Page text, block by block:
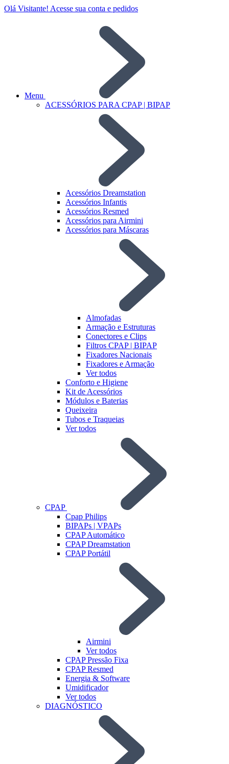
Olá Visitante! Acesse sua conta e pedidos
Menu
ACESSÓRIOS PARA CPAP | BIPAP
Acessórios Dreamstation
Acessórios Infantis
Acessórios Resmed
Acessórios para Airmini
Acessórios para Máscaras
Almofadas
Armação e Estruturas
Conectores e Clips
Filtros CPAP | BIPAP
Fixadores Nacionais
Fixadores e Armação
Ver todos
Conforto e Higiene
Kit de Acessórios
Módulos e Baterias
Queixeira
Tubos e Traqueias
Ver todos
CPAP
Cpap Philips
BIPAPs | VPAPs
CPAP Automático
CPAP Dreamstation
CPAP Portátil
Airmini
Ver todos
CPAP Pressão Fixa
CPAP Resmed
Energia & Software
Umidificador
Ver todos
DIAGNÓSTICO